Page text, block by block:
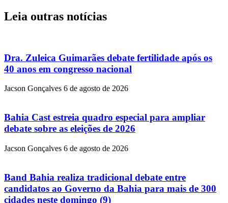
Leia outras notícias
Dra. Zuleica Guimarães debate fertilidade após os
40 anos em congresso nacional
Jacson Gonçalves 6 de agosto de 2026
Bahia Cast estreia quadro especial para ampliar
debate sobre as eleições de 2026
Jacson Gonçalves 6 de agosto de 2026
Band Bahia realiza tradicional debate entre
candidatos ao Governo da Bahia para mais de 300
cidades neste domingo (9)